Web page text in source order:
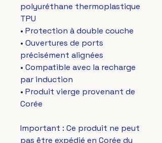
polyuréthane thermoplastique
TPU
• Protection à double couche
• Ouvertures de ports
précisément alignées
• Compatible avec la recharge
par induction
• Produit vierge provenant de
Corée
Important : Ce produit ne peut
pas être expédié en Corée du